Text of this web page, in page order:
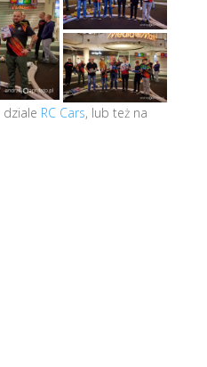
RC Cars, lub też na